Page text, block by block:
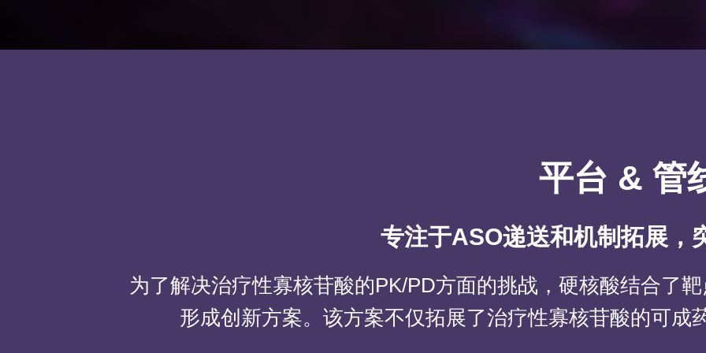
平台 & 管
专注于ASO递送和机制拓展，
为了解决治疗性寡核苷酸的PK/PD方面的挑战，硬核酸结合了
形成创新方案。该方案不仅拓展了治疗性寡核苷酸的可成